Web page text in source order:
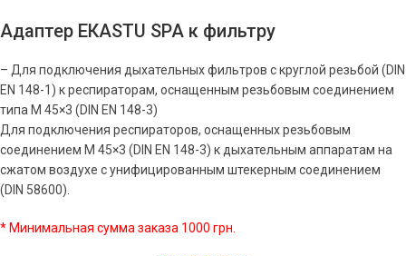
Адаптер EКASTU SPA к фильтру
– Для подключения дыхательных фильтров с круглой резьбой (DIN
EN 148-1) к респираторам, оснащенным резьбовым соединением
типа M 45×3 (DIN EN 148-3)
Для подключения респираторов, оснащенных резьбовым
соединением M 45×3 (DIN EN 148-3) к дыхательным аппаратам на
сжатом воздухе с унифицированным штекерным соединением
(DIN 58600).
* Минимальная сумма заказа 1000 грн.